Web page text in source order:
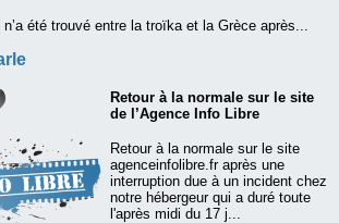
n’a été trouvé entre la troïka et la Grèce après...
Retour à la normale sur le site
de l’Agence Info Libre
Retour à la normale sur le site
agenceinfolibre.fr après une
interruption due à un incident chez
notre hébergeur qui a duré toute
l'après midi du 17 j...